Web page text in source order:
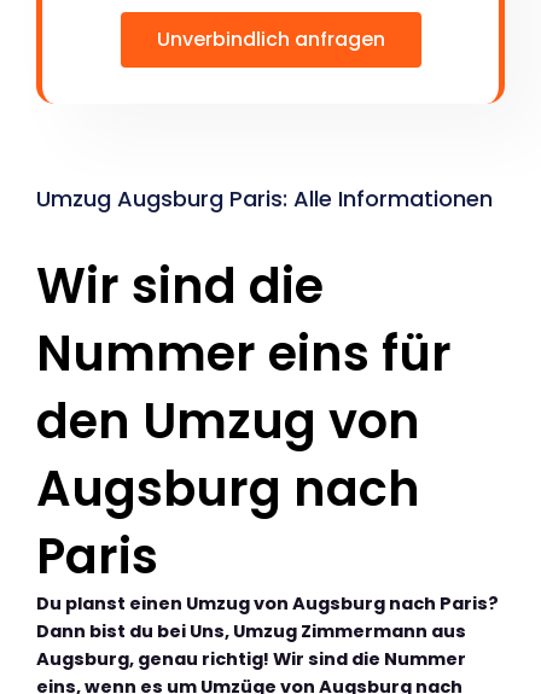
Unverbindlich anfragen
Umzug Augsburg Paris: Alle Informationen
Wir sind die
Nummer eins für
den Umzug von
Augsburg nach
Paris
Du planst einen Umzug von Augsburg nach Paris?
Dann bist du bei Uns, Umzug Zimmermann aus
Augsburg, genau richtig! Wir sind die Nummer
eins, wenn es um Umzüge von Augsburg nach